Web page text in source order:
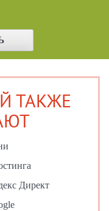
ТАКЖЕ
Директ